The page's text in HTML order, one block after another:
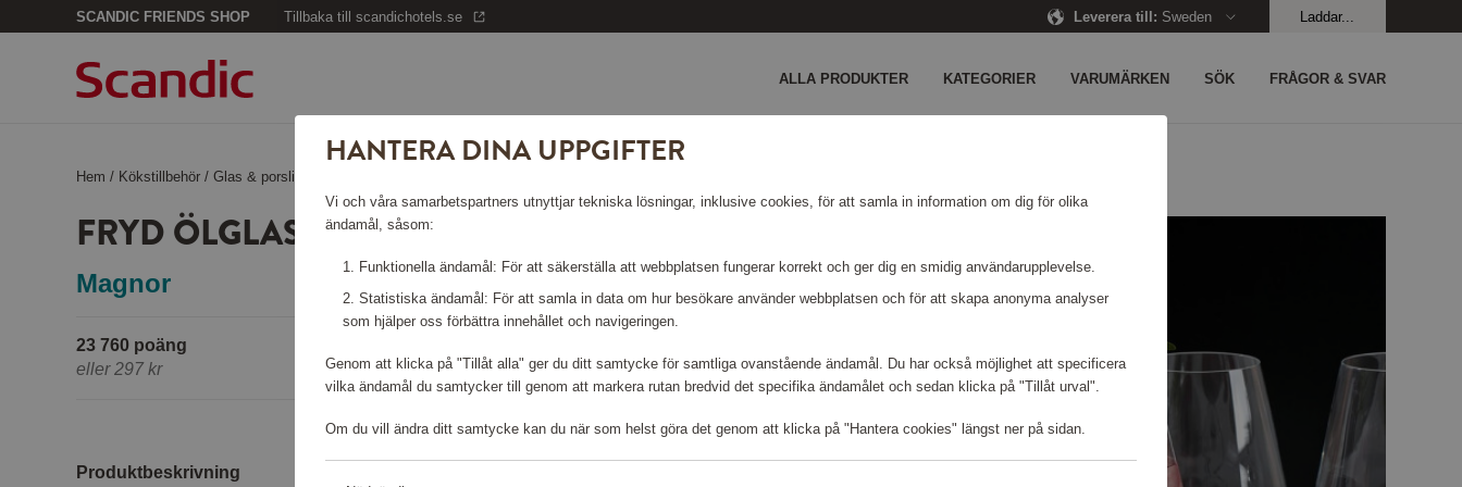
SCANDIC FRIENDS SHOP Tillbaka till scandichotels.se Leverera till: Sweden Laddar...
ALLA PRODUKTER KATEGORIER VARUMÄRKEN SÖK FRÅGOR & SVAR
Hem / Kökstillbehör /Glas & porslin
FRYD ÖLGLAS 4-PACK
Magnor
23 760 poäng
eller 297 kr
Logga in för att kunna handla
Produktbeskrivning
HANTERA DINA UPPGIFTER
Vi och våra samarbetspartners utnyttjar tekniska lösningar, inklusive cookies, för att samla in information om dig för olika
ändamål, såsom:
Funktionella ändamål: För att säkerställa att webbplatsen fungerar korrekt och ger dig en smidig användarupplevelse.
Statistiska ändamål: För att samla in data om hur besökare använder webbplatsen och för att skapa anonyma analyser
som hjälper oss förbättra innehållet och navigeringen.
Genom att klicka på "Tillåt alla" ger du ditt samtycke för samtliga ovanstående ändamål. Du har också möjlighet att specificera
vilka ändamål du samtycker till genom att markera rutan bredvid det specifika ändamålet och sedan klicka på "Tillåt urval".
Om du vill ändra ditt samtycke kan du när som helst göra det genom att klicka på "Hantera cookies" längst ner på sidan.